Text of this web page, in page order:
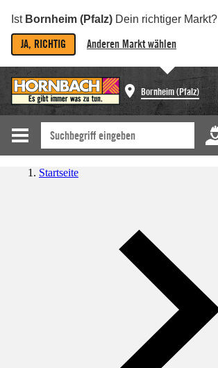
Ist Bornheim (Pfalz) Dein richtiger Markt?
JA, RICHTIG Anderen Markt wählen
Bornheim (Pfalz)
Startseite